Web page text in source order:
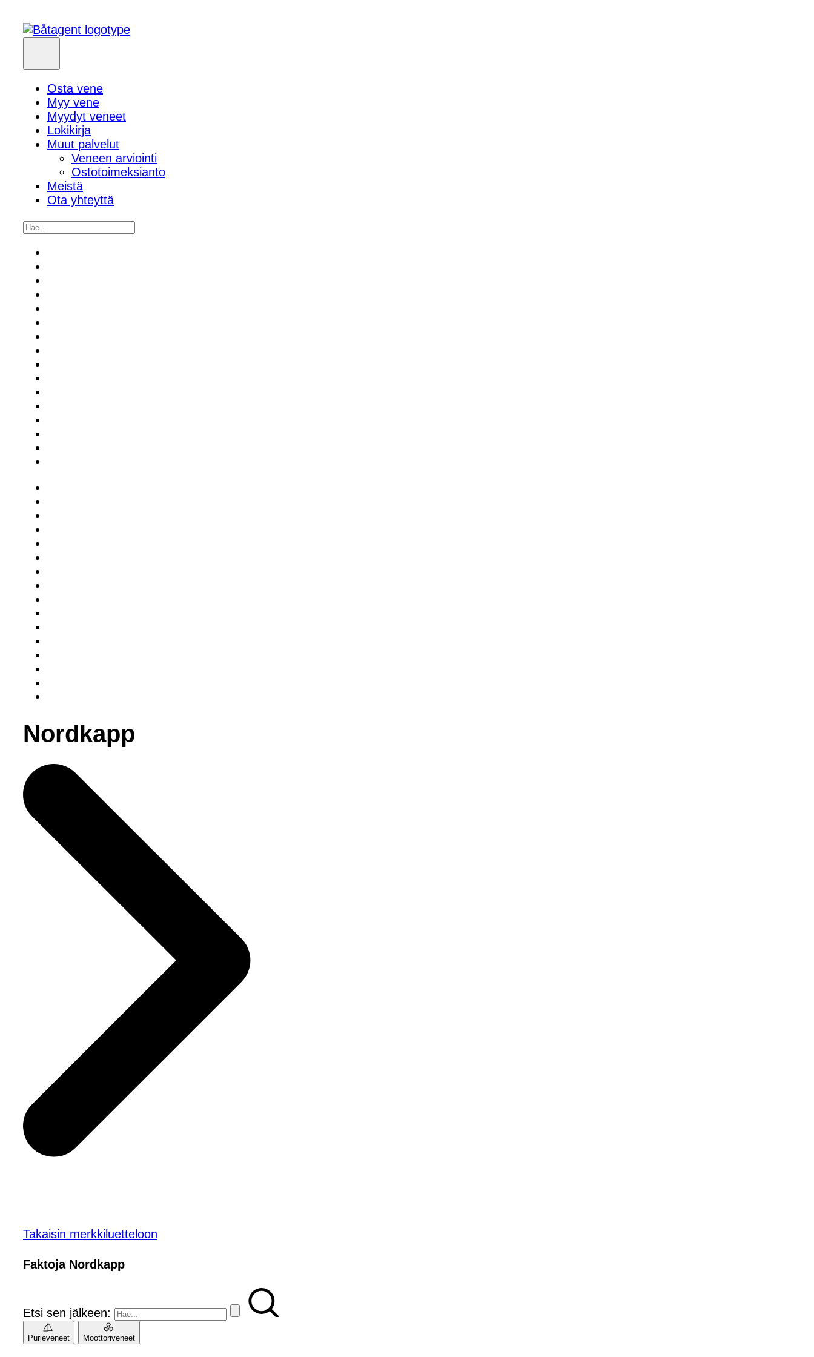
Osta vene
Myy vene
Myydyt veneet
Lokikirja
Muut palvelut
Veneen arviointi
Ostotoimeksianto
Meistä
Ota yhteyttä
Nordkapp
Takaisin merkkiluetteloon
Faktoja Nordkapp
Etsi sen jälkeen:
Purjeveneet Moottoriveneet